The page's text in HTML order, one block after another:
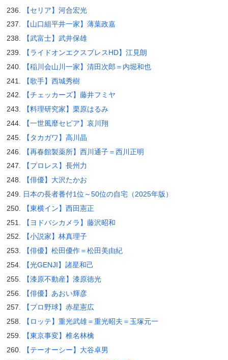
【セリア】河合宏光
【山口組平井一家】薄葉政嘉
【武富士】武井保雄
【ライドオンエクスプレスHD】江見朗
【稲川会山川一家】清田次郎＝内堀和也
【歌手】西城秀樹
【チェッカーズ】藤井フミヤ
【料理研究家】栗原はるみ
【一世風靡セピア】哀川翔
【タカガワ】高川晶
【再春館製薬所】西川通子＝西川正明
【プロレス】長州力
【俳優】大沢たかお
日本の長者番付1位～50位の自宅（2025年版）
【東横イン】西田憲正
【ヨドバシカメラ】藤沢昭和
【小説家】林真理子
【俳優】松田優作＝松田美由紀
【光GENJI】諸星和己
【漆原不動産】漆原徳光
【俳優】あおい輝彦
【プロ野球】赤星憲広
【ロッテ】重光武雄＝重光昭夫＝玉塚元一
【東京事変】椎名林檎
【テーオーシー】大谷卓男